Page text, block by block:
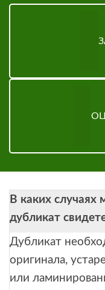
В каких случаях
дубликат
Дубликат
оригинала,
или